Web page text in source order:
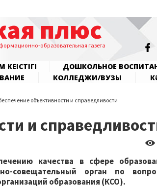
плюс
образовательная газета
КЕҢІСТІГІ ДОШКОЛЬНОЕ
КОЛЛЕДЖИ/ВУЗЫ
объективности и справедливости
и
качества в сфере
совещательный орган по
образования (КСО).